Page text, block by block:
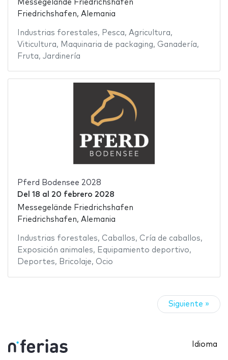
Messegelände Friedrichshafen
Friedrichshafen, Alemania
Industrias forestales, Pesca, Agricultura,
Viticultura, Maquinaria de packaging, Ganadería,
Fruta, Jardinería
Pferd Bodensee 2028
Del 18 al 20 febrero 2028
Messegelände Friedrichshafen
Friedrichshafen, Alemania
Industrias forestales, Caballos, Cría de caballos,
Exposición animales, Equipamiento deportivo,
Deportes, Bricolaje, Ocio
Siguiente »
Idioma